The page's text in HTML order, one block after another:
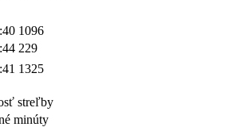
1096
229
1325
streľby
minúty